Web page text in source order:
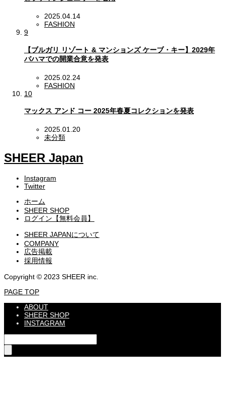
2025.04.14
FASHION
9
【ブルガリ リゾート & マンションズ ケーブ・キー】2029年
バハマでの開業合意を発表
2025.02.24
FASHION
10
マックス アンド コー 2025年春夏コレクションを発表
2025.01.20
未分類
SHEER Japan
Instagram
Twitter
ホーム
SHEER SHOP
ログイン【無料会員】
SHEER JAPANについて
COMPANY
広告掲載
採用情報
Copyright © 2023 SHEER inc.
PAGE TOP
ABOUT
SHEER SHOP
INSTAGRAM